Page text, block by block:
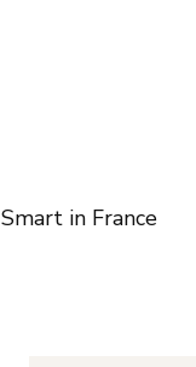
Smart in France